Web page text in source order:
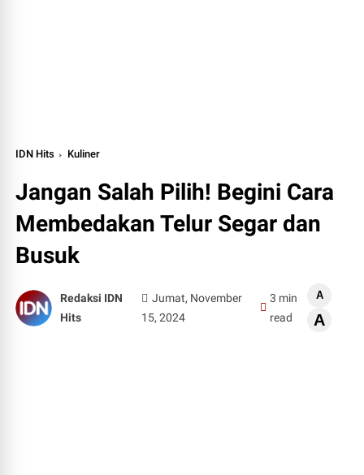
IDN Hits Kuliner
Jangan Salah Pilih! Begini Cara
Membedakan Telur Segar dan
Busuk
Redaksi IDN
Hits
Jumat, November
15, 2024
3 min
read
A
A